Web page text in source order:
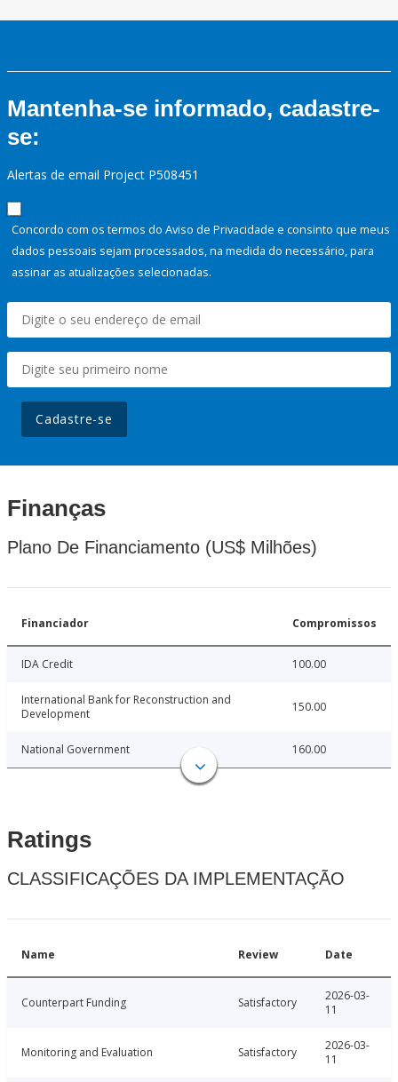
Mantenha-se informado, cadastre-
se:
Alertas de email Project P508451
Concordo com os termos do Aviso de Privacidade e consinto que meus
dados pessoais sejam processados, na medida do necessário, para
assinar as atualizações selecionadas.
Cadastre-se
Finanças
Plano De Financiamento (US$ Milhões)
Financiador Compromissos
IDA Credit 100.00
International Bank for Reconstruction and
Development
150.00
National Government 160.00
Ratings
CLASSIFICAÇÕES DA IMPLEMENTAÇÃO
Name Review Date
Counterpart Funding Satisfactory
2026-03-
11
Monitoring and Evaluation Satisfactory
2026-03-
11